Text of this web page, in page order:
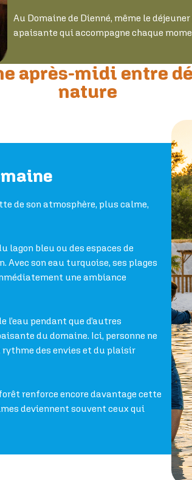
Au Domaine de Dienné, même le
apaisante qui accompagne chaque
après-midi entre
nature
de son atmosphère, plus calme,
lagon bleu ou des espaces de
Avec son eau turquoise, ses plages
une ambiance
pendant que d’autres
du domaine. Ici, personne ne
rythme des envies et du plaisir
renforce encore davantage cette
deviennent souvent ceux qui